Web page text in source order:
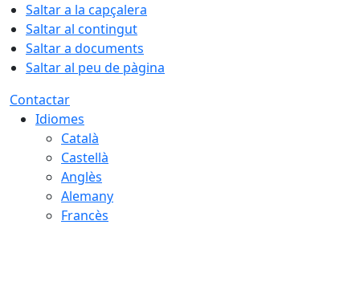
Saltar a la capçalera
Saltar al contingut
Saltar a documents
Saltar al peu de pàgina
Contactar
Idiomes
Català
Castellà
Anglès
Alemany
Francès